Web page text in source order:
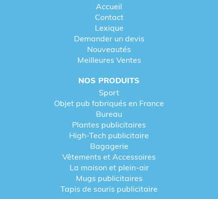
Accueil
Contact
Lexique
Demander un devis
Nouveautés
Meilleures Ventes
NOS PRODUITS
Sport
Objet pub fabriqués en France
Bureau
Plantes publicitaires
High-Tech publicitaire
Bagagerie
Vêtements et Accessoires
La maison et plein-air
Mugs publicitaires
Tapis de souris publicitaire